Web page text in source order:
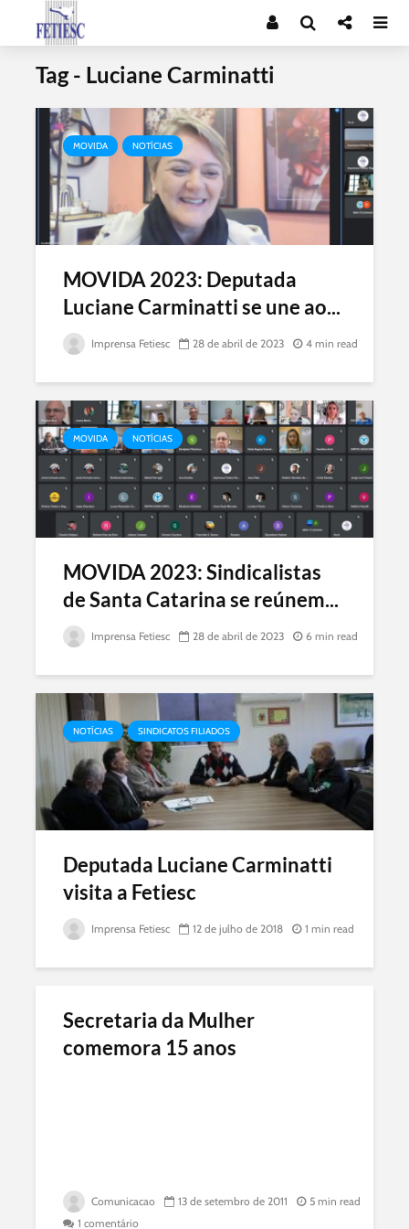
Tag - Luciane Carminatti
MOVIDA NOTÍCIAS
MOVIDA 2023: Deputada
Luciane Carminatti se une ao...
Imprensa Fetiesc 28 de abril de 2023 4 min read
MOVIDA NOTÍCIAS
MOVIDA 2023: Sindicalistas
de Santa Catarina se reúnem...
Imprensa Fetiesc 28 de abril de 2023 6 min read
NOTÍCIAS SINDICATOS FILIADOS
Deputada Luciane Carminatti
visita a Fetiesc
Imprensa Fetiesc 12 de julho de 2018 1 min read
Secretaria da Mulher
comemora 15 anos
Comunicacao 13 de setembro de 2011
5 min read
1 comentário